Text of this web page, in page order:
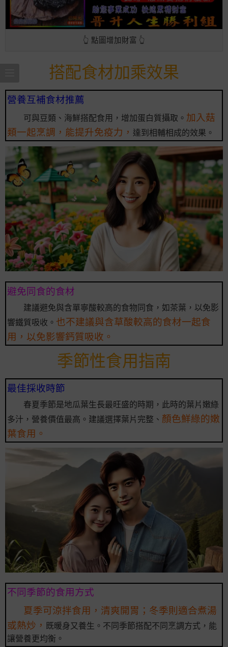
👆 點圖增加財富 👆
搭配食材加乘效果
營養互補食材推薦
可與豆類、海鮮搭配食用，增加蛋白質攝取。 加入菇
類一起烹調，能提升免疫力， 達到相輔相成的效果。
避免同食的食材
建議避免與含單寧酸較高的食物同食，如茶葉，以免影
響鐵質吸收。 也不建議與含草酸較高的食材一起食
用，以免影響鈣質吸收。
季節性食用指南
最佳採收時節
春夏季節是地瓜葉生長最旺盛的時期，此時的葉片嫩綠
多汁，營養價值最高。建議選擇葉片完整、 顏色鮮綠的嫩
葉食用。
不同季節的食用方式
夏季可涼拌食用，清爽開胃；冬季則適合煮湯
或熱炒， 既暖身又養生。不同季節搭配不同烹調方式，能
讓營養更均衡。